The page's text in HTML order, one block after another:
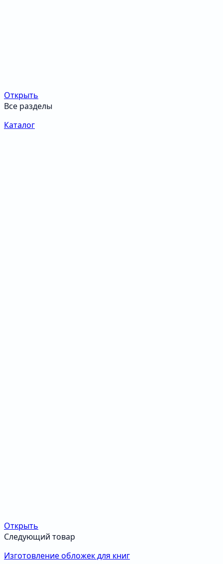
Открыть
Все разделы
Каталог
Открыть
Следующий товар
Изготовление обложек для книг